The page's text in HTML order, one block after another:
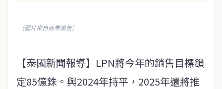
（圖片來自商業廣告）
【泰國新聞報導】LPN將今年的銷售目標鎖
定85億銖。與2024年持平，2025年還將推